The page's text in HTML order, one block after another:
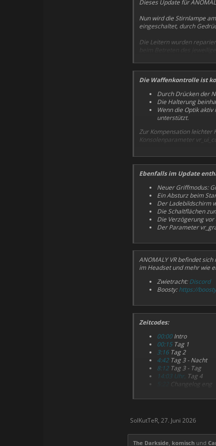
Dieses Update für
Nun wird die Stirnlampe
eingeschaltet, durch
Die Leitern wurden
beim Betreten des
Die wichtigste technische
Zoomen verzerrungsfrei
Für Aufnahmen mit
Modi zur Verfügung:
Kompensation kann auch
Die Waffenkontrolle ist
Durch Drücken der
Die Halterung
Wenn die Optik
unterstützt.
Zur Kompensation leichter
Konsolenparameter
Weitere VR-Einstellungen
Einstellungen
Ebenfalls im Update
Neuer Griffmodus:
Ein Absturz beim
Der Ladebildschirm
Die Schaltflächen
Die Verzögerung
Der Parameter
ANOMALY VR befindet
im Headset und mehr wie
Zwietracht:Discord
Boosty:https://
Zeitcodes:
00:00Intro
00:15 Tag 1
3:16 Tag 2
4:42 Tag 3 - Nacht
8:12 Tag 3 - Tag
14:03 Uhr, Tag 4
Changelog eng
SolKutTeR, 27. Juni 2026
The Darkside komisch und